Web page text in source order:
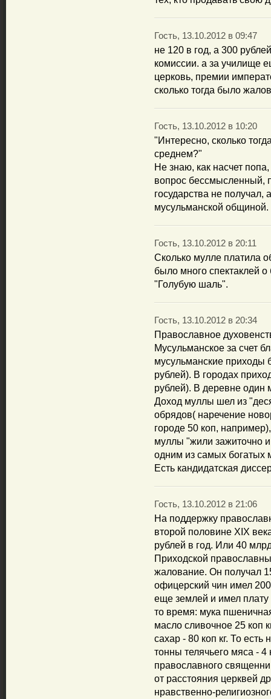
Гость, 13.10.2012 в 09:47
не 120 в год, а 300
комиссии. а за училище
церковь, премии
сколько тогда было
Гость, 13.10.2012 в 10:20
"Интересно, сколько
среднем?"
Не знаю, как насчет
вопрос бессмысленный,
государства не получал,
мусульманской общиной.
Гость, 13.10.2012 в 20:11
Сколько мулле платила
было много спектаклей
"Голубую шаль".
Гость, 13.10.2012 в 20:34
Православное
Мусульманское за счет
мусульманские приходы
рублей). В городах
рублей). В деревне один
Доход муллы шел из
обрядов( наречение
городе 50 коп,
муллы "жили зажиточно
одним из самых богатых
Есть кандидатская
Гость, 13.10.2012 в 21:06
На поддержку
второй половине XIX
рублей в год. Или 40
Приходской
жалование. Он получал
офицерский чин имел
еще землей и имел
то время: мука
масло сливочное 25 коп
сахар - 80 коп кг. То
тонны телячьего мяса - 4
православного
от расстояния церквей
нравственно-